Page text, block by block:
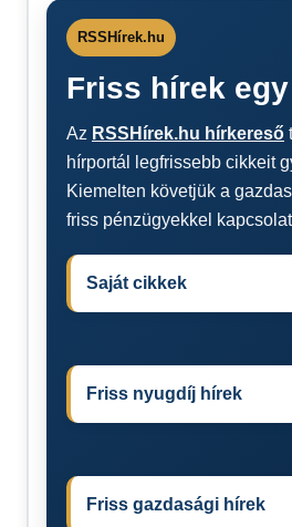
RSSHírek.hu
Friss hírek
Az RSSHírek.hu hírkereső
hírportál legfrissebb cikkeit
Kiemelten követjük a
friss pénzügyekkel
Saját cikkek
Friss nyugdíj hírek
Friss gazdasági hírek